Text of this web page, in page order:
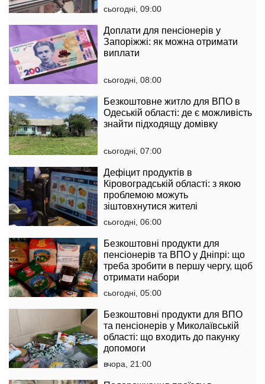
сьогодні, 09:00
Доплати для пенсіонерів у
Запоріжжі: як можна отримати
виплати
сьогодні, 08:00
Безкоштовне житло для ВПО в
Одеській області: де є можливість
знайти підходящу домівку
сьогодні, 07:00
Дефіцит продуктів в
Кіровоградській області: з якою
проблемою можуть
зіштовхнутися жителі
сьогодні, 06:00
Безкоштовні продукти для
пенсіонерів та ВПО у Дніпрі: що
треба зробити в першу чергу, щоб
отримати набори
сьогодні, 05:00
Безкоштовні продукти для ВПО
та пенсіонерів у Миколаївській
області: що входить до пакунку
допомоги
вчора, 21:00